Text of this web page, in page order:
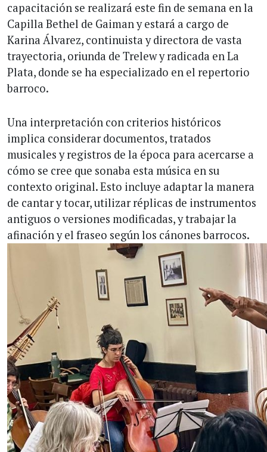
capacitación se realizará este fin de semana en la
Capilla Bethel de Gaiman y estará a cargo de
Karina Álvarez, continuista y directora de vasta
trayectoria, oriunda de Trelew y radicada en La
Plata, donde se ha especializado en el repertorio
barroco.
Una interpretación con criterios históricos
implica considerar documentos, tratados
musicales y registros de la época para acercarse a
cómo se cree que sonaba esta música en su
contexto original. Esto incluye adaptar la manera
de cantar y tocar, utilizar réplicas de instrumentos
antiguos o versiones modificadas, y trabajar la
afinación y el fraseo según los cánones barrocos.